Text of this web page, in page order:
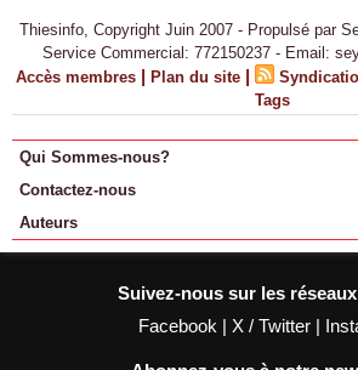
Thiesinfo, Copyright Juin 2007 - Propulsé par
Service Commercial: 772150237 - Email:
Accès membres | Plan du site |
Tags
Qui Sommes-nous?
Contactez-nous
Auteurs
Suivez-nous sur les
Facebook | X / Twitter |